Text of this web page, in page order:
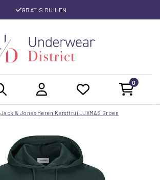
GRATIS RUILEN
0
Jack & Jones Heren Kersttrui JJXMAS Groen